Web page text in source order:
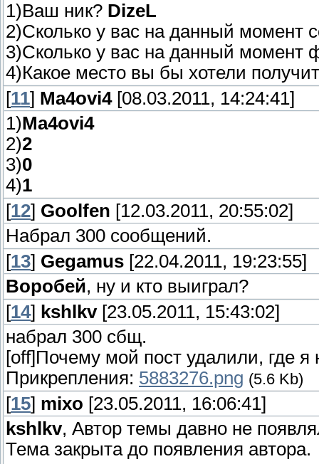
1)Ваш ник? DizeL
2)Сколько у вас на данный момент
3)Сколько у вас на данный момент
4)Какое место вы бы хотели
[11] Ma4ovi4[08.03.2011, 14:24:41]
1)Ma4ovi4
2)2
3)0
4)1
[12] Goolfen [12.03.2011, 20:55:02]
Набрал 300 сообщений.
[13] Gegamus [22.04.2011, 19:23:55]
Воробей, ну и кто выиграл?
[14] kshlkv[23.05.2011, 15:43:02]
набрал 300 сбщ.
[off]Почему мой пост удалили, где
Прикрепления: 5883276.png (5.6 Kb)
[15] mixo [23.05.2011, 16:06:41]
kshlkv, Автор темы давно не
Тема закрыта до появления автора.